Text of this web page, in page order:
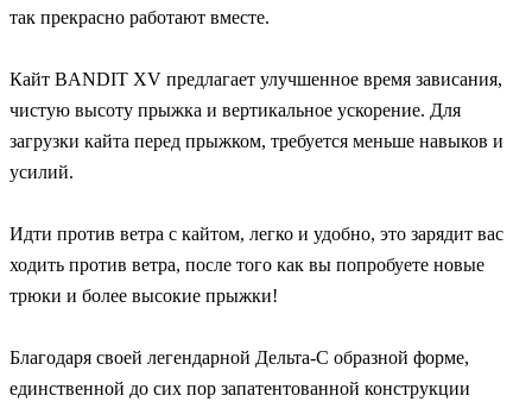
так прекрасно работают вместе.
Кайт BANDIT XV предлагает улучшенное время зависания,
чистую высоту прыжка и вертикальное ускорение. Для
загрузки кайта перед прыжком, требуется меньше навыков и
усилий.
Идти против ветра с кайтом, легко и удобно, это зарядит вас
ходить против ветра, после того как вы попробуете новые
трюки и более высокие прыжки!
Благодаря своей легендарной Дельта-С образной форме,
единственной до сих пор запатентованной конструкции